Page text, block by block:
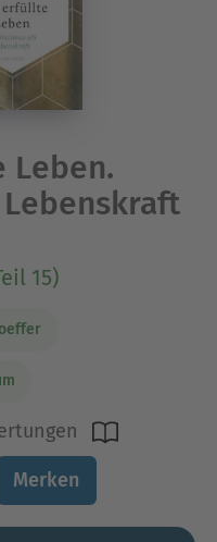
Leben.
15)
Merken